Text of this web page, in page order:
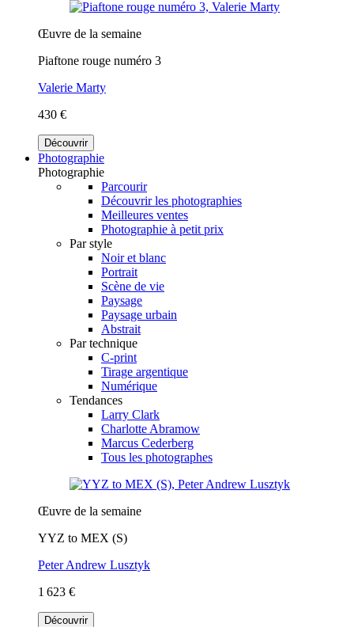
Œuvre de la semaine
Piaftone rouge numéro 3
Valerie Marty
430 €
Découvrir
Photographie
Photographie
Parcourir
Découvrir les photographies
Meilleures ventes
Photographie à petit prix
Par style
Noir et blanc
Portrait
Scène de vie
Paysage
Paysage urbain
Abstrait
Par technique
C-print
Tirage argentique
Numérique
Tendances
Larry Clark
Charlotte Abramow
Marcus Cederberg
Tous les photographes
Œuvre de la semaine
YYZ to MEX (S)
Peter Andrew Lusztyk
1 623 €
Découvrir